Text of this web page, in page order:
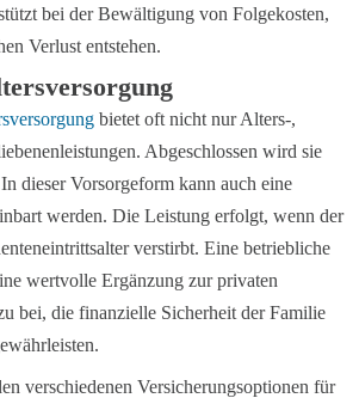
bei der Bewältigung von Folgekosten,
Verlust entstehen.
bietet oft nicht nur Alters-,
Abgeschlossen wird sie
dieser Vorsorgeform kann auch eine
werden. Die Leistung erfolgt, wenn der
verstirbt. Eine betriebliche
wertvolle Ergänzung zur privaten
bei, die finanzielle Sicherheit der Familie
verschiedenen Versicherungsoptionen für